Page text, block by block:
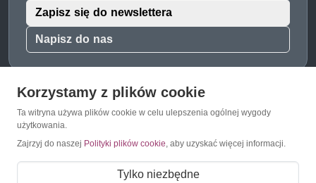
Napisz do nas
Zapisz się do newslettera
O Znaczkopol.pl
O nas
Korzystamy z plików cookie
Ta witryna używa plików cookie w celu ulepszenia ogólnej wygody
użytkowania.
Zajrzyj do naszej Polityki plików cookie, aby uzyskać więcej informacji.
Tylko niezbędne